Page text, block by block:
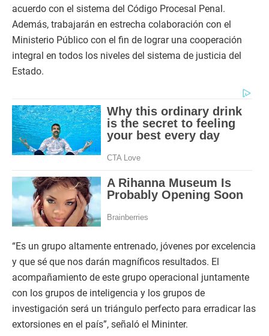
acuerdo con el sistema del Código Procesal Penal.
Además, trabajarán en estrecha colaboración con el
Ministerio Público con el fin de lograr una cooperación
integral en todos los niveles del sistema de justicia del
Estado.
“Es un grupo altamente entrenado, jóvenes por excelencia
y que sé que nos darán magníficos resultados. El
acompañamiento de este grupo operacional juntamente
con los grupos de inteligencia y los grupos de
investigación será un triángulo perfecto para erradicar las
extorsiones en el país”, señaló el Mininter.